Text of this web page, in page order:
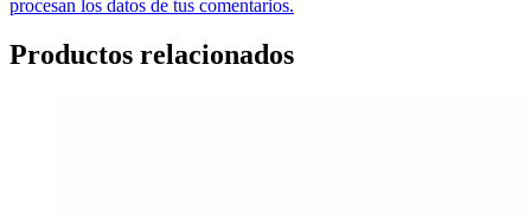
procesan los datos de tus comentarios.
Productos relacionados